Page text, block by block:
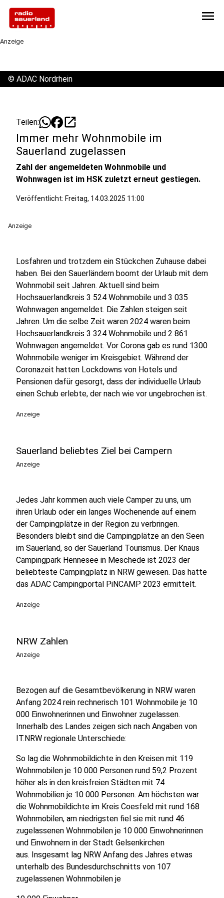
menu
Anzeige
© ADAC Nordrhein
Teilen: open_in_new
Immer mehr Wohnmobile im
Sauerland zugelassen
Zahl der angemeldeten Wohnmobile und
Wohnwagen ist im HSK zuletzt erneut gestiegen.
Veröffentlicht: Freitag, 14.03.2025 11:00
Anzeige
Losfahren und trotzdem ein Stückchen Zuhause dabei
haben. Bei den Sauerländern boomt der Urlaub mit dem
Wohnmobil seit Jahren. Aktuell sind beim
Hochsauerlandkreis 3 524 Wohnmobile und 3 035
Wohnwagen angemeldet. Die Zahlen steigen seit
Jahren. Um die selbe Zeit waren 2024 waren beim
Hochsauerlandkreis 3 324 Wohnmobile und 2 861
Wohnwagen angemeldet. Vor Corona gab es rund 1300
Wohnmobile weniger im Kreisgebiet. Während der
Coronazeit hatten Lockdowns von Hotels und
Pensionen dafür gesorgt, dass der individuelle Urlaub
einen Schub erlebte, der nach wie vor ungebrochen ist.
Anzeige
Sauerland beliebtes Ziel bei Campern
Anzeige
Jedes Jahr kommen auch viele Camper zu uns, um
ihren Urlaub oder ein langes Wochenende auf einem
der Campingplätze in der Region zu verbringen.
Besonders bleibt sind die Campingplätze an den Seen
im Sauerland, so der Sauerland Tourismus. Der Knaus
Campingpark Hennesee in Meschede ist 2023 der
beliebteste Campingplatz in NRW gewesen. Das hatte
das ADAC Campingportal PiNCAMP 2023 ermittelt.
Anzeige
NRW Zahlen
Anzeige
Bezogen auf die Gesamtbevölkerung in NRW waren
Anfang 2024 rein rechnerisch 101 Wohnmobile je 10
000 Einwohnerinnen und Einwohner zugelassen.
Innerhalb des Landes zeigen sich nach Angaben von
IT.NRW regionale Unterschiede:
So lag die Wohnmobildichte in den Kreisen mit 119
Wohnmobilen je 10 000 Personen rund 59,2 Prozent
höher als in den kreisfreien Städten mit 74
Wohnmobilien je 10 000 Personen. Am höchsten war
die Wohnmobildichte im Kreis Coesfeld mit rund 168
Wohnmobilen, am niedrigsten fiel sie mit rund 46
zugelassenen Wohnmobilen je 10 000 Einwohnerinnen
und Einwohnern in der Stadt Gelsenkirchen
aus. Insgesamt lag NRW Anfang des Jahres etwas
unterhalb des Bundesdurchschnitts von 107
zugelassenen Wohnmobilen je